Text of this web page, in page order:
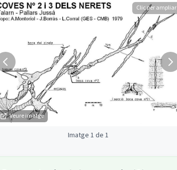
Veure imatge
Clic per ampliar
Imatge 1 de 1